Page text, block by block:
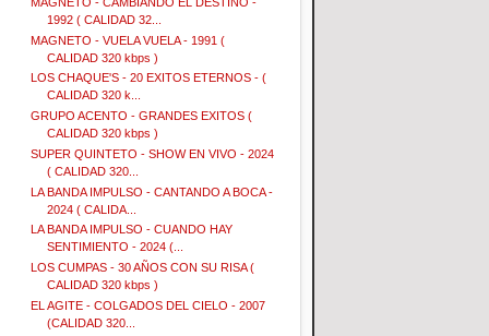
1992 ( CALIDAD 32...
MAGNETO - VUELA VUELA - 1991 (
CALIDAD 320 kbps )
LOS CHAQUE'S - 20 EXITOS ETERNOS - (
CALIDAD 320 k...
GRUPO ACENTO - GRANDES EXITOS (
CALIDAD 320 kbps )
SUPER QUINTETO - SHOW EN VIVO - 2024
( CALIDAD 320...
LA BANDA IMPULSO - CANTANDO A BOCA -
2024 ( CALIDA...
LA BANDA IMPULSO - CUANDO HAY
SENTIMIENTO - 2024 (...
LOS CUMPAS - 30 AÑOS CON SU RISA (
CALIDAD 320 kbps )
EL AGITE - COLGADOS DEL CIELO - 2007
(CALIDAD 320...